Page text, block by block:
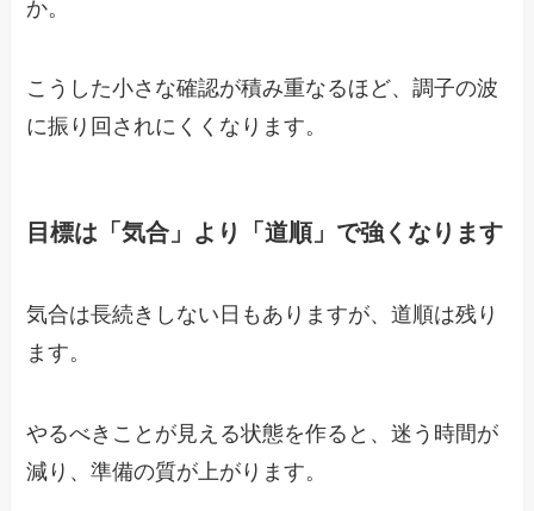
か。
こうした小さな確認が積み重なるほど、調子の波
に振り回されにくくなります。
目標は「気合」より「道順」で強くなります
気合は長続きしない日もありますが、道順は残り
ます。
やるべきことが見える状態を作ると、迷う時間が
減り、準備の質が上がります。